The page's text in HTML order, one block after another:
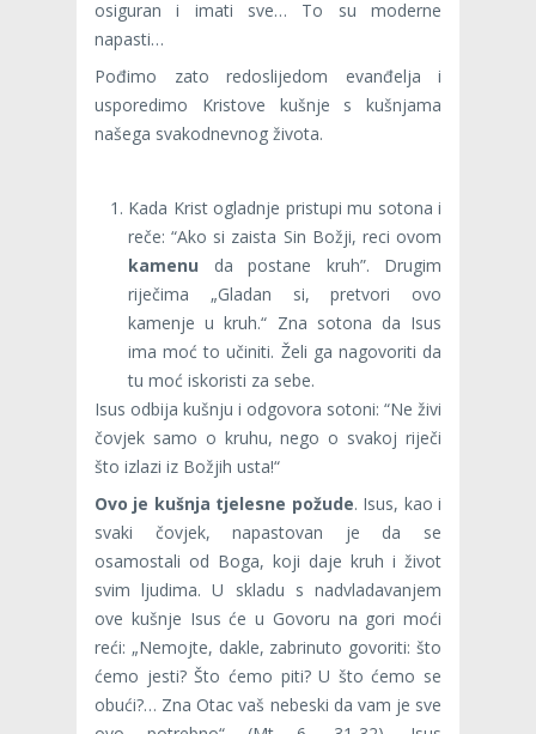
osiguran i imati sve… To su moderne
napasti…
Pođimo zato redoslijedom evanđelja i
uspore­dimo Kristove kušnje s kušnjama
našega svakodnevnog života.
Kada Krist ogladnje pristupi mu sotona i
reče: “Ako si zaista Sin Božji, reci ovom
kamenu da postane kruh”. Drugim
riječima „Gladan si, pretvori ovo
kamenje u kruh.“ Zna sotona da Isus
ima moć to učiniti. Želi ga nagovoriti da
tu moć iskoristi za sebe.
Isus odbija kušnju i odgovora sotoni: “Ne živi
čovjek samo o kruhu, nego o svakoj riječi
što izlazi iz Božjih usta!“
Ovo je kušnja tjelesne požude. Isus, kao i
svaki čovjek, napastovan je da se
osamostali od Boga, koji daje kruh i život
svim ljudi­ma. U skladu s nadvladavanjem
ove kušnje Isus će u Govoru na gori moći
reći: „Nemojte, dakle, zabrinuto govoriti: što
ćemo jesti? Što ćemo piti? U što ćemo se
obući?… Zna Otac vaš nebeski da vam je sve